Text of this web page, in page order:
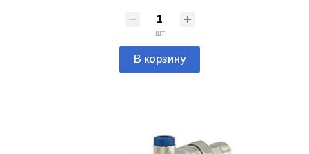
шт
В корзину